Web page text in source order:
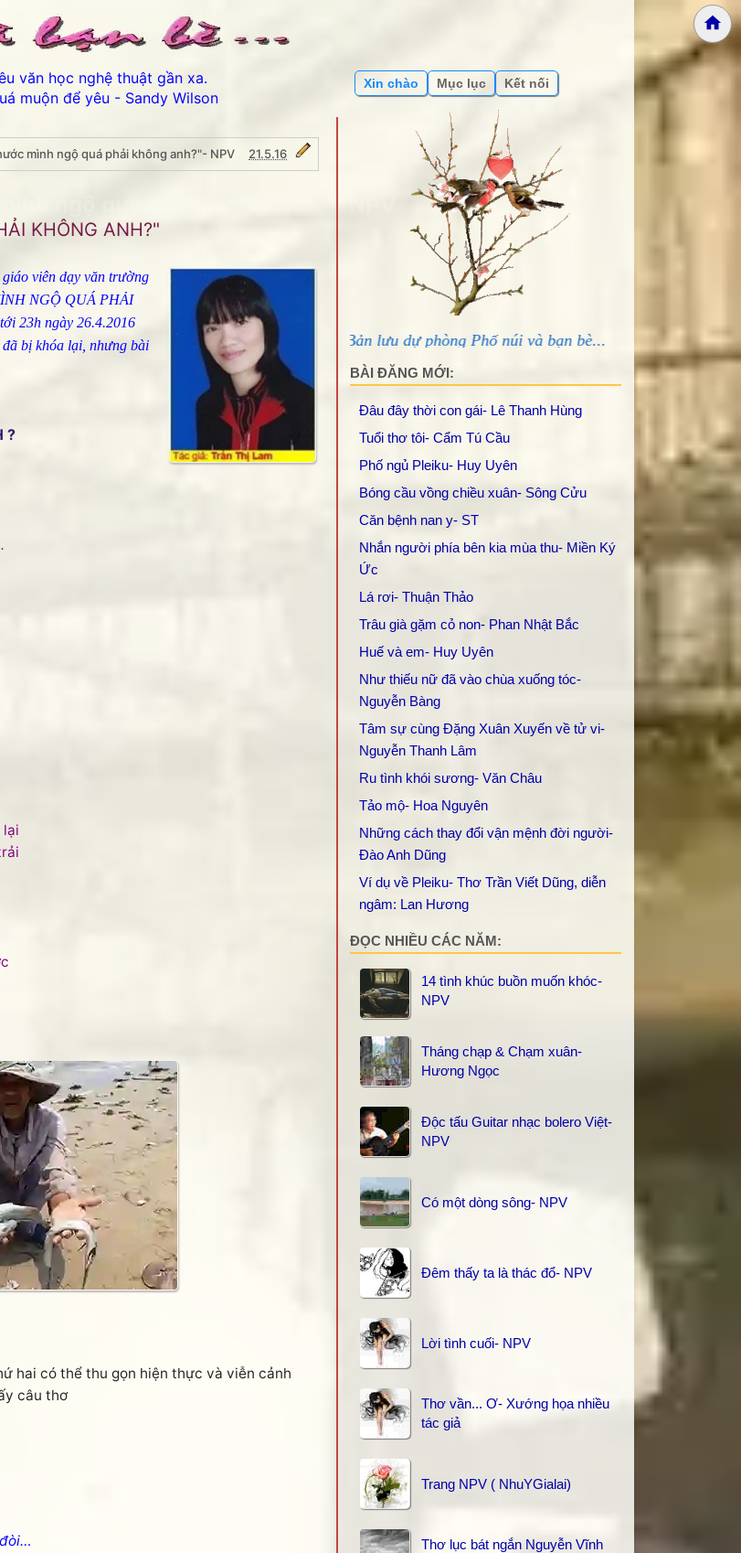
văn học nghệ thuật gần xa.
muộn để yêu - Sandy Wilson
mình ngộ quá phải không anh?"- NPV 21.5.16
ngộ quá phải không anh?"- NPV
KHÔNG ANH?"
viên dạy văn trường
NGỘ QUÁ PHẢI
23h ngày 26.4.2016
bị khóa lại, nhưng bài
?
lại
hai có thể thu gọn hiện thực và viễn cảnh
câu thơ
Xin chào Mục lục Kết nối
các bạn đến với Bản lưu dự phòng Phố núi và bạn bè...
BÀI ĐĂNG MỚI:
Đâu đây thời con gái- Lê Thanh Hùng
Tuổi thơ tôi- Cẩm Tú Cầu
Phố ngủ Pleiku- Huy Uyên
Bóng cầu vồng chiều xuân- Sông Cửu
Căn bệnh nan y- ST
Nhắn người phía bên kia mùa thu- Miền Ký
Ức
Lá rơi- Thuận Thảo
Trâu già gặm cỏ non- Phan Nhật Bắc
Huế và em- Huy Uyên
Như thiếu nữ đã vào chùa xuống tóc-
Nguyễn Bàng
Tâm sự cùng Đặng Xuân Xuyến về tử vi-
Nguyễn Thanh Lâm
Ru tình khói sương- Văn Châu
Tảo mộ- Hoa Nguyên
Những cách thay đổi vận mệnh đời người-
Đào Anh Dũng
Ví dụ về Pleiku- Thơ Trần Viết Dũng, diễn
ngâm: Lan Hương
ĐỌC NHIỀU CÁC NĂM:
14 tình khúc buồn muốn khóc-
NPV
Tháng chạp & Chạm xuân-
Hương Ngọc
Độc tấu Guitar nhạc bolero Việt-
NPV
Có một dòng sông- NPV
Đêm thấy ta là thác đổ- NPV
Lời tình cuối- NPV
Thơ vần... Ơ- Xướng họa nhiều
tác giả
Trang NPV ( NhuYGialai)
Thơ lục bát ngắn Nguyễn Vĩnh